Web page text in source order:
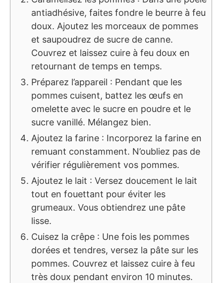
antiadhésive, faites fondre le beurre à feu
doux. Ajoutez les morceaux de pommes
et saupoudrez de sucre de canne.
Couvrez et laissez cuire à feu doux en
retournant de temps en temps.
Préparez l’appareil : Pendant que les
pommes cuisent, battez les œufs en
omelette avec le sucre en poudre et le
sucre vanillé. Mélangez bien.
Ajoutez la farine : Incorporez la farine en
remuant constamment. N’oubliez pas de
vérifier régulièrement vos pommes.
Ajoutez le lait : Versez doucement le lait
tout en fouettant pour éviter les
grumeaux. Vous obtiendrez une pâte
lisse.
Cuisez la crêpe : Une fois les pommes
dorées et tendres, versez la pâte sur les
pommes. Couvrez et laissez cuire à feu
très doux pendant environ 10 minutes.